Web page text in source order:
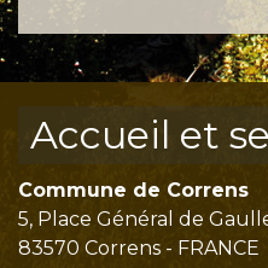
Accueil et
Commune de Correns
5, Place Général de
83570 Correns - FRANCE